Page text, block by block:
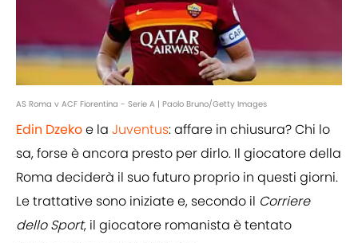
AS Roma v ACF Fiorentina - Serie A | Paolo Bruno/Getty Images
Edin Dzekoe la Juventus: affare in chiusura? Chi lo
sa, forse è ancora presto per dirlo. Il giocatore della
Roma deciderà il suo futuro proprio in questi giorni.
Le trattative sono iniziate e, secondo il Corriere
dello Sport, il giocatore romanista è tentato